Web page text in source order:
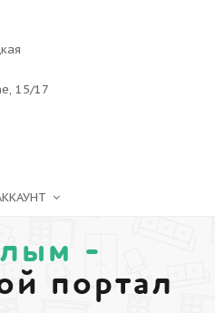
15/17
-
портал